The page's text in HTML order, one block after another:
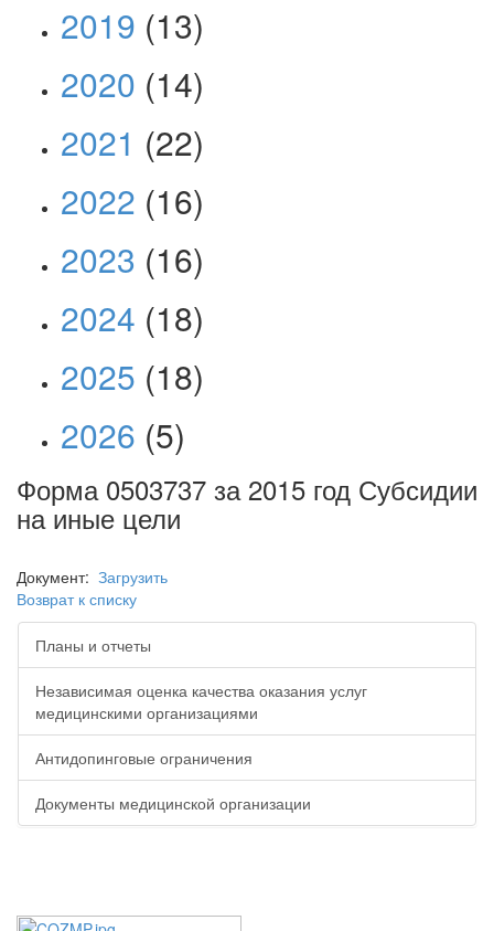
2019 (13)
2020 (14)
2021 (22)
2022 (16)
2023 (16)
2024 (18)
2025 (18)
2026 (5)
Форма 0503737 за 2015 год Субсидии
на иные цели
Документ: Загрузить
Возврат к списку
Планы и отчеты
Независимая оценка качества оказания услуг
медицинскими организациями
Антидопинговые ограничения
Документы медицинской организации